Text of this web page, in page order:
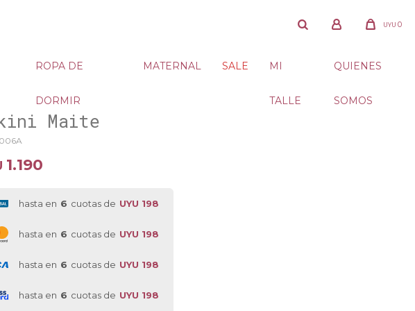
ROPA DE
DORMIR
MATERNAL SALE MI
TALLE
QUIENES
SOMOS
UYU 0
Maite
1.190
hasta en 6 cuotas de UYU 198
hasta en 6 cuotas de UYU 198
hasta en 6 cuotas de UYU 198
hasta en 6 cuotas de UYU 198